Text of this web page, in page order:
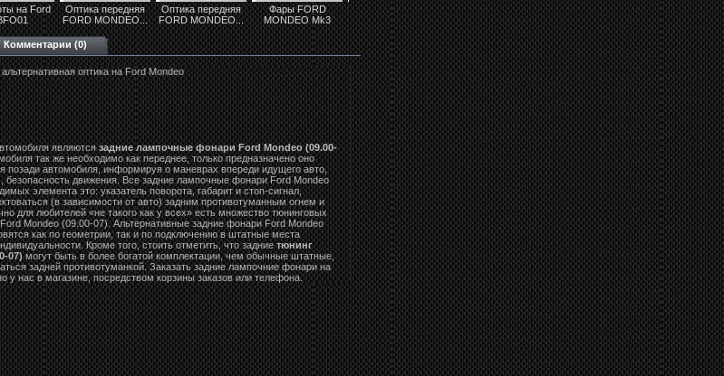
на Ford
Оптика передняя
FORD MONDEO...
Оптика передняя
FORD MONDEO...
Фары FORD
MONDEO Mk3
Задние фонари
FORD MONDEO...
Фары передние
FORD MONDEO...
Задние фонари
FORD MONDEO
MK3...
Подсветка номера
FORD MONDEO
MK3...
Комментарии (0)
оптика на Ford Mondeo
являютсязадние лампочные фонари Ford Mondeo (09.00-
так же необходимо как переднее, только предназначено оно
позади автомобиля, информируя о маневрах впереди идущего авто,
безопасность движения. Все задние лампочные фонари Ford Mondeo
элемента это: указатель поворота, габарит и стоп-сигнал,
(в зависимости от авто) задним противотуманным огнем и
для любителей «не такого как у всех» есть множество тюнинговых
Mondeo (09.00-07). Альтернативные задние фонари Ford Mondeo
как по геометрии, так и по подключению в штатные места
Кроме того, стоить отметить, что задниетюнинг
07)могут быть в более богатой комплектации, чем обычные штатные,
задней противотуманкой. Заказать задние лампочние фонари на
у нас в магазине, посредством корзины заказов или телефона.